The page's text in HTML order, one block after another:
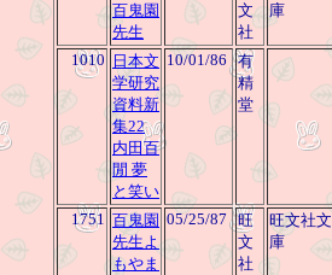
百鬼園
先生
文
社
庫
1010
日本文
学研究
資料新
集22
内田百
閒 夢
と笑い
10/01/86
有
精
堂
1751 百鬼園
先生よ
もやま
05/25/87
旺
文
社
旺文社文
庫